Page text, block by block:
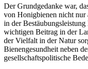
Der Grundgedanke war,
von Honigbienen nicht nur
in der
wichtigen Beitrag in der
der Vielfalt in der Natur
Bienengesundheit neben
gesellschaftspolitische